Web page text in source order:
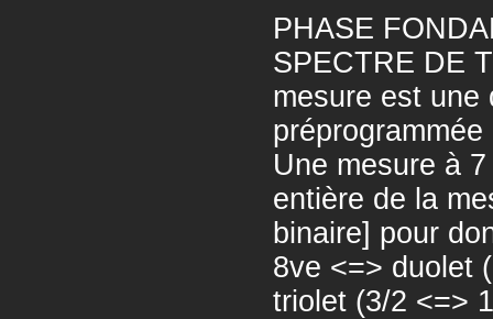
PHASE
SPECTRE DE
mesure est une
Une mesure à
entière de la
binaire] pour
8ve <=> duolet
triolet (3/2 <=>